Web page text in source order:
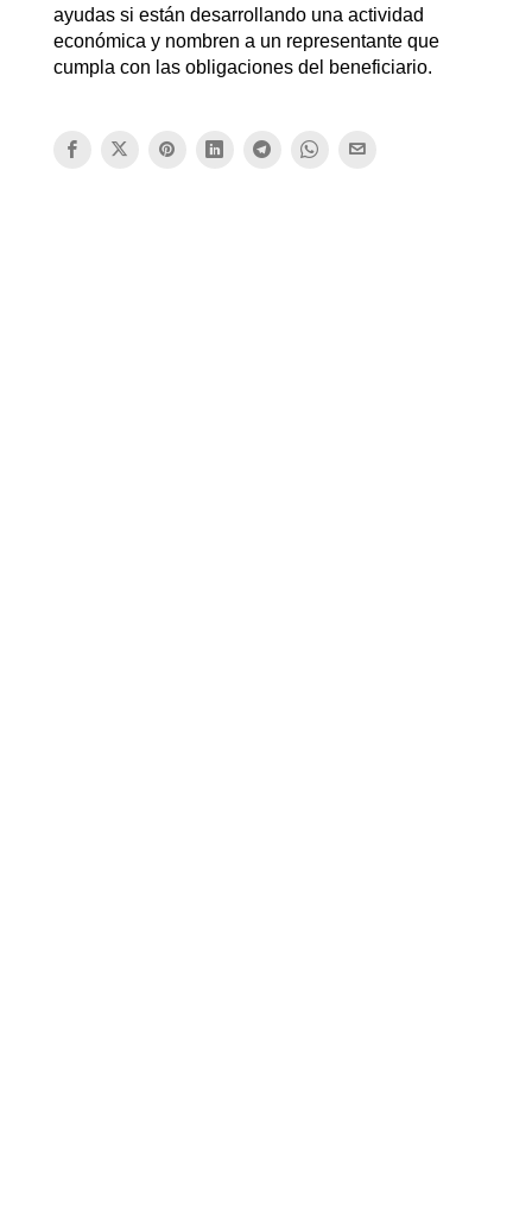
ayudas si están desarrollando una actividad
económica y nombren a un representante que
cumpla con las obligaciones del beneficiario.